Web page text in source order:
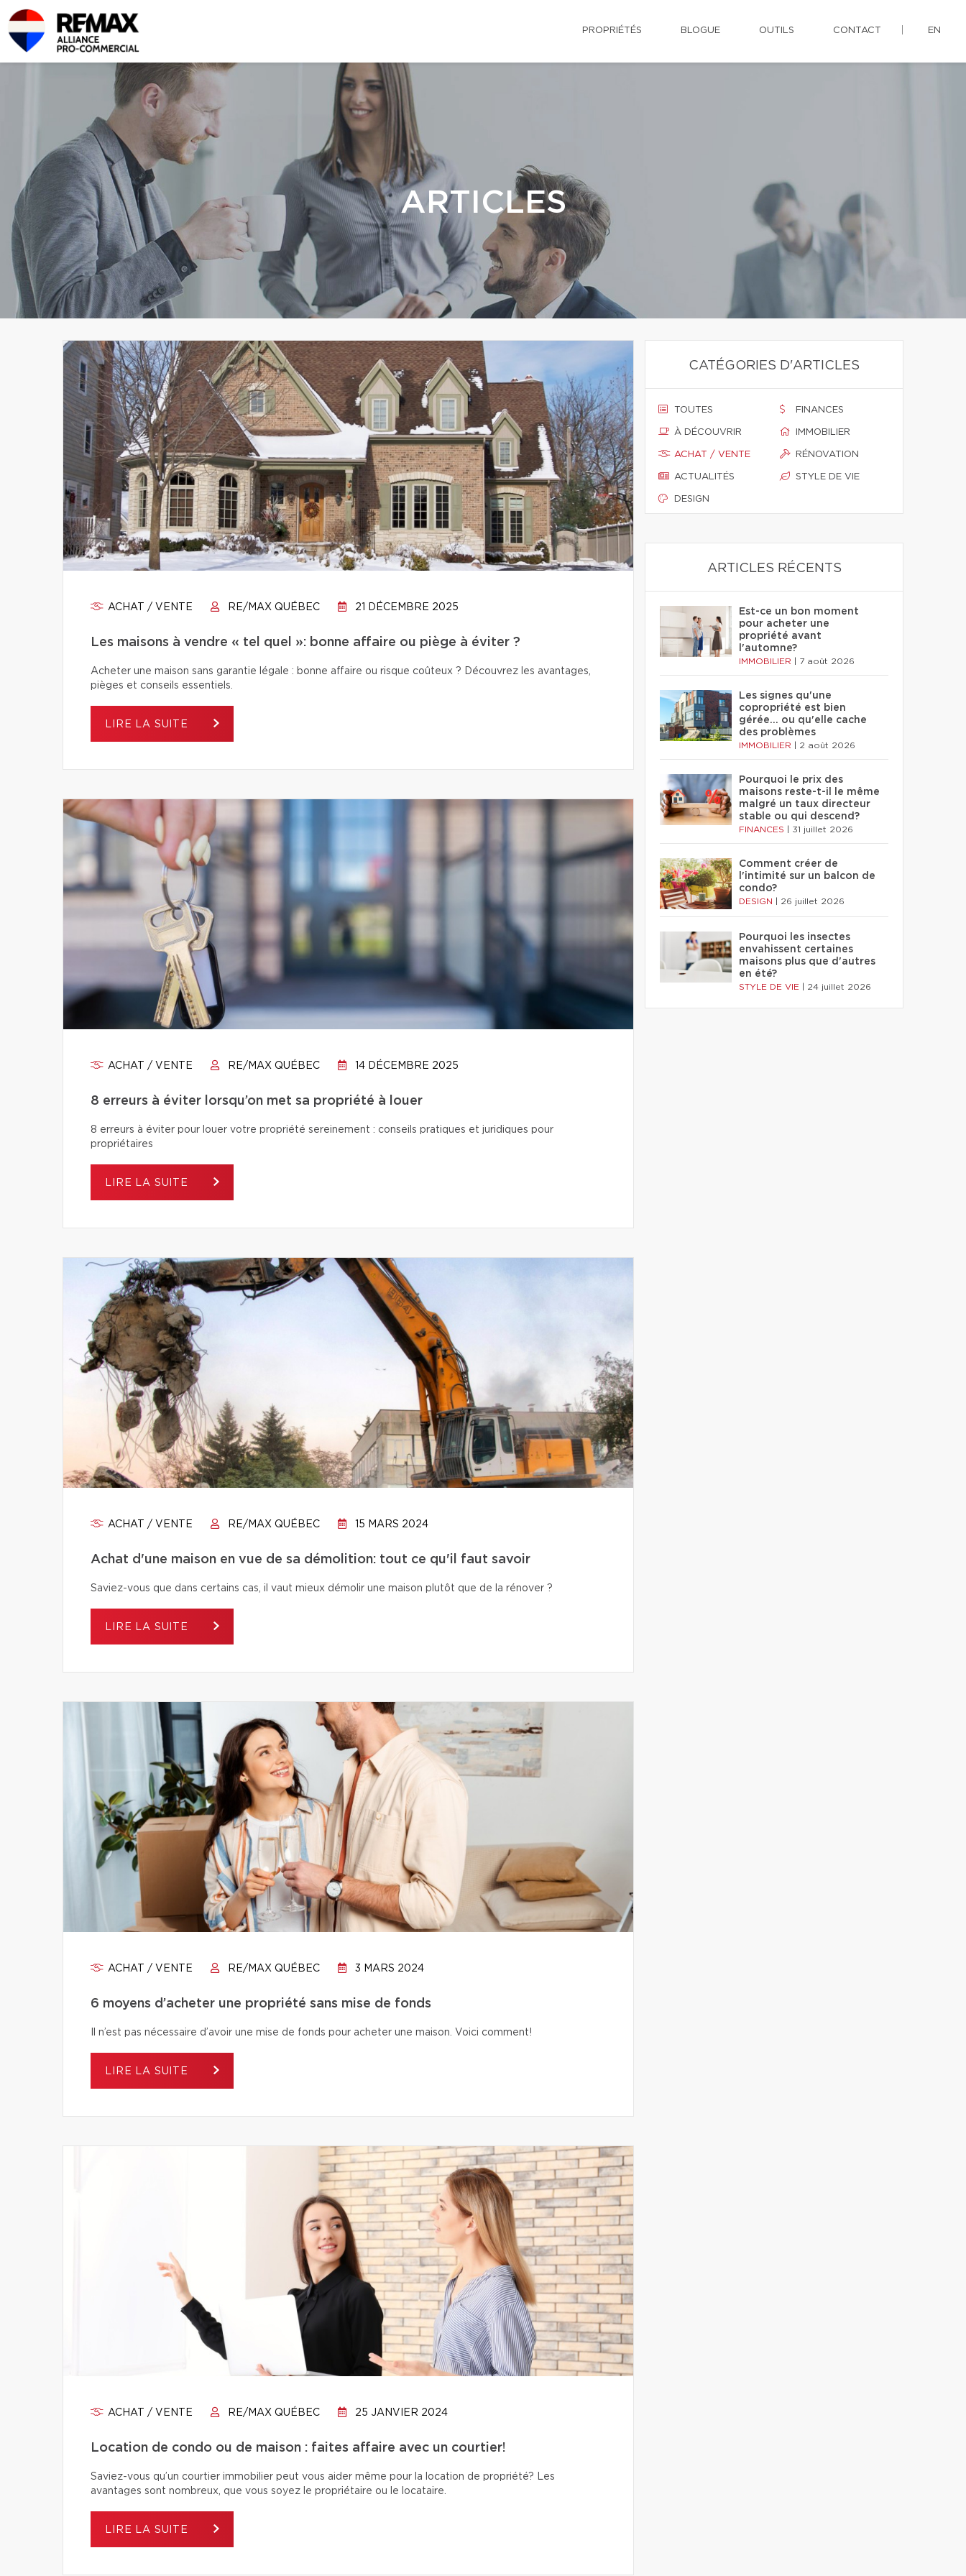
PROPRIÉTÉS BLOGUE OUTILS CONTACT EN
ARTICLES
ACHAT / VENTE RE/MAX QUÉBEC 21 DÉCEMBRE 2025
Les maisons à vendre « tel quel »: bonne affaire ou piège à éviter ?
Acheter une maison sans garantie légale : bonne affaire ou risque coûteux ? Découvrez les avantages,
pièges et conseils essentiels.
LIRE LA SUITE
ACHAT / VENTE RE/MAX QUÉBEC 14 DÉCEMBRE 2025
8 erreurs à éviter lorsqu’on met sa propriété à louer
8 erreurs à éviter pour louer votre propriété sereinement : conseils pratiques et juridiques pour
propriétaires
LIRE LA SUITE
ACHAT / VENTE RE/MAX QUÉBEC 15 MARS 2024
Achat d'une maison en vue de sa démolition: tout ce qu'il faut savoir
Saviez-vous que dans certains cas, il vaut mieux démolir une maison plutôt que de la rénover ?
LIRE LA SUITE
ACHAT / VENTE RE/MAX QUÉBEC 3 MARS 2024
6 moyens d’acheter une propriété sans mise de fonds
Il n’est pas nécessaire d’avoir une mise de fonds pour acheter une maison. Voici comment!
LIRE LA SUITE
ACHAT / VENTE RE/MAX QUÉBEC 25 JANVIER 2024
Location de condo ou de maison : faites affaire avec un courtier!
Saviez-vous qu’un courtier immobilier peut vous aider même pour la location de propriété? Les
avantages sont nombreux, que vous soyez le propriétaire ou le locataire.
LIRE LA SUITE
CATÉGORIES D'ARTICLES
TOUTES
À DÉCOUVRIR
ACHAT / VENTE
ACTUALITÉS
DESIGN
FINANCES
IMMOBILIER
RÉNOVATION
STYLE DE VIE
ARTICLES RÉCENTS
Est-ce un bon moment
pour acheter une
propriété avant
l'automne?
IMMOBILIER 7 août 2026
Les signes qu'une
copropriété est bien
gérée… ou qu'elle cache
des problèmes
IMMOBILIER 2 août 2026
Pourquoi le prix des
maisons reste-t-il le même
malgré un taux directeur
stable ou qui descend?
FINANCES 31 juillet 2026
Comment créer de
l'intimité sur un balcon de
condo?
DESIGN 26 juillet 2026
Pourquoi les insectes
envahissent certaines
maisons plus que d'autres
en été?
STYLE DE VIE 24 juillet 2026